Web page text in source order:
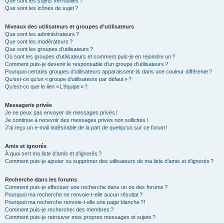
Que sont les icônes de sujet ?
Niveaux des utilisateurs et groupes d’utilisateurs
Que sont les administrateurs ?
Que sont les modérateurs ?
Que sont les groupes d’utilisateurs ?
Où sont les groupes d’utilisateurs et comment puis-je en rejoindre un ?
Comment puis-je devenir le responsable d’un groupe d’utilisateurs ?
Pourquoi certains groupes d’utilisateurs apparaissent-ils dans une couleur différente ?
Qu’est-ce qu’un « groupe d’utilisateurs par défaut » ?
Qu’est-ce que le lien « L’équipe » ?
Messagerie privée
Je ne peux pas envoyer de messages privés !
Je continue à recevoir des messages privés non sollicités !
J’ai reçu un e-mail indésirable de la part de quelqu’un sur ce forum !
Amis et ignorés
À quoi sert ma liste d’amis et d’ignorés ?
Comment puis-je ajouter ou supprimer des utilisateurs de ma liste d’amis et d’ignorés ?
Recherche dans les forums
Comment puis-je effectuer une recherche dans un ou des forums ?
Pourquoi ma recherche ne renvoie-t-elle aucun résultat ?
Pourquoi ma recherche renvoie-t-elle une page blanche ?!
Comment puis-je rechercher des membres ?
Comment puis-je retrouver mes propres messages et sujets ?